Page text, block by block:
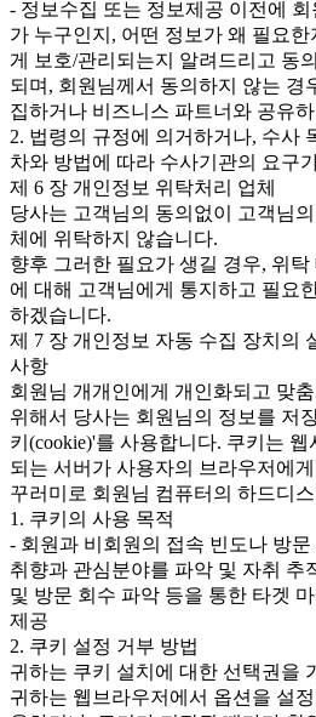
- 정보수집 또는 정보제공 이전에
가 누구인지, 어떤 정보가 왜 필요
게 보호/관리되는지 알려드리고 동
되며, 회원님께서 동의하지 않는 경
집하거나 비즈니스 파트너와 공유
2. 법령의 규정에 의거하거나, 수사
차와 방법에 따라 수사기관의 요구
제 6 장 개인정보 위탁처리 업체
당사는 고객님의 동의없이 고객님
체에 위탁하지 않습니다.
향후 그러한 필요가 생길 경우, 위
에 대해 고객님에게 통지하고 필요
하겠습니다.
제 7 장 개인정보 자동 수집 장치의
사항
회원님 개개인에게 개인화되고 맞
위해서 당사는 회원님의 정보를 저
키(cookie)'를 사용합니다. 쿠키는
되는 서버가 사용자의 브라우저에
꾸러미로 회원님 컴퓨터의 하드디
1. 쿠키의 사용 목적
- 회원과 비회원의 접속 빈도나 방
취향과 관심분야를 파악 및 자취 추
및 방문 회수 파악 등을 통한 타겟
제공
2. 쿠키 설정 거부 방법
귀하는 쿠키 설치에 대한 선택권을
귀하는 웹브라우저에서 옵션을 설